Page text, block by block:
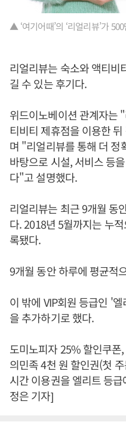
▲ ‘여기어때’의 ‘리얼리뷰’가
리얼리뷰는 숙소와 액티비
길 수 있는 후기다.
위드이노베이션 관계자는
티비티 제휴점을 이용한
며 "리얼리뷰를 통해 더 정
바탕으로 시설, 서비스 등
다"고 설명했다.
리얼리뷰는 최근 9개월 동
다. 2018년 5월까지는 누
록됐다.
9개월 동안 하루에 평균적
이 밖에 VIP회원 등급인 '
을 추가하기로 했다.
도미노피자 25% 할인쿠폰
의민족 4천 원 할인권(첫
시간 이용권을 엘리트 등
정은 기자]